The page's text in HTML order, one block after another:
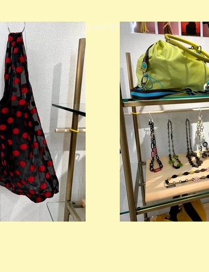
© 2023 著作権表示の例 - Wix.com で作成されたホームページです